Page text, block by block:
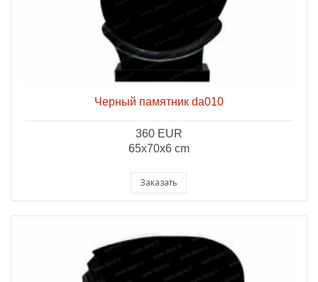
Черный памятник da010
360 EUR
65x70x6 cm
Заказать